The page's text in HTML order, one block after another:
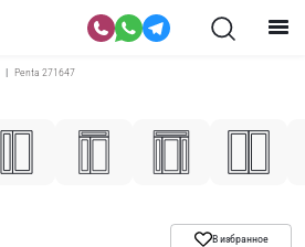
Penta 271647
В избранное